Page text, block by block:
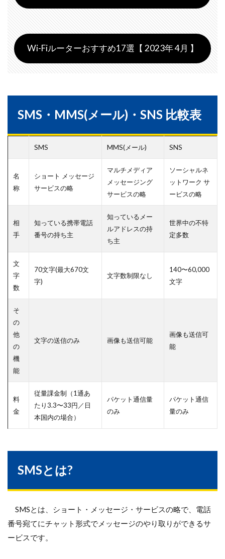
Wi-Fiルーターおすすめ17選【 2023年 4月 】
SMS・MMS(メール)・SNS 比較表
SMS MMS(メール) SNS
名
称
ショート メッセージ
サービスの略
マルチメディア
メッセージング
サービスの略
ソーシャルネ
ットワーク サ
ービスの略
相
手
知っている携帯電話
番号の持ち主
知っているメー
ルアドレスの持
ち主
世界中の不特
定多数
文
字
数
70文字(最大670文
字)
文字数制限なし
140〜60,000
文字
そ
の
他
の
機
能
文字の送信のみ 画像も送信可能
画像も送信可
能
料
金
従量課金制（1通あ
たり3.3〜33円／日
本国内の場合）
パケット通信量
のみ
パケット通信
量のみ
SMSとは?
SMSとは、ショート・メッセージ・サービスの略で、電話
番号宛てにチャット形式でメッセージのやり取りができるサ
ービスです。